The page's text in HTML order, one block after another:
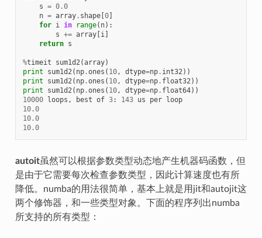
s = 0.0
n = array. shape[0]
for i in range( n):
s += array[i ]
return s
%timeit sum1d2 (array)
print
sum1d2 ( np.ones ( 10, dtype=np. int32 ))
print
sum1d2 ( np.ones ( 10, dtype=np. float32 ))
print
sum1d2 ( np.ones ( 10, dtype=np. float64))
10000 loops , best of 3: 143 us per loop
10.0
10.0
10.0
autoit虽然可以根据参数类型动态地产生机器码函数，但
是由于它需要每次检查参数类型，因此计算速度也有所
降低。numba的用法很简单，基本上就是用jit和autojit这
两个修饰器，和一些类型对象。下面的程序列出numba
所支持的所有类型：